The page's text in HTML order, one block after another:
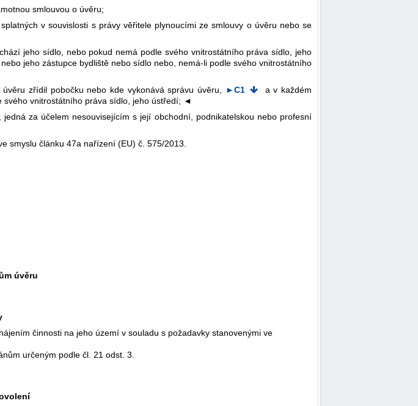
smlouvou o úvěru;
v souvislosti s právy věřitele plynoucími ze smlouvy o úvěru nebo se
jeho sídlo, nebo pokud nemá podle svého vnitrostátního práva sídlo, jeho
jeho zástupce bydliště nebo sídlo nebo, nemá-li podle svého vnitrostátního
zřídil pobočku nebo kde vykonává správu úvěru, ►C1
a v každém
vnitrostátního práva sídlo, jeho ústředí; ◄
za účelem nesouvisejícím s její obchodní, podnikatelskou nebo profesní
smyslu článku 47a nařízení (EU) č. 575/2013.
úvěru
činnosti na jeho území v souladu s požadavky stanovenými ve
určeným podle čl. 21 odst. 3.